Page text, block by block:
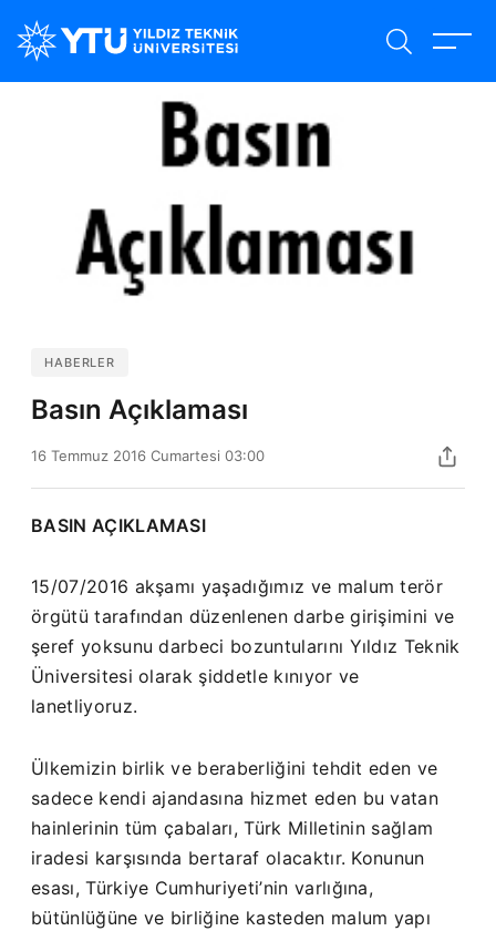
içeriğe
HABERLER
Basın Açıklaması
16 Temmuz 2016 Cumartesi 03:00
BASIN AÇIKLAMASI
15/07/2016 akşamı yaşadığımız ve malum terör
örgütü tarafından düzenlenen darbe girişimini ve
şeref yoksunu darbeci bozuntularını Yıldız Teknik
Üniversitesi olarak şiddetle kınıyor ve
lanetliyoruz.
Ülkemizin birlik ve beraberliğini tehdit eden ve
sadece kendi ajandasına hizmet eden bu vatan
hainlerinin tüm çabaları, Türk Milletinin sağlam
iradesi karşısında bertaraf olacaktır. Konunun
esası, Türkiye Cumhuriyeti’nin varlığına,
bütünlüğüne ve birliğine kasteden malum yapı